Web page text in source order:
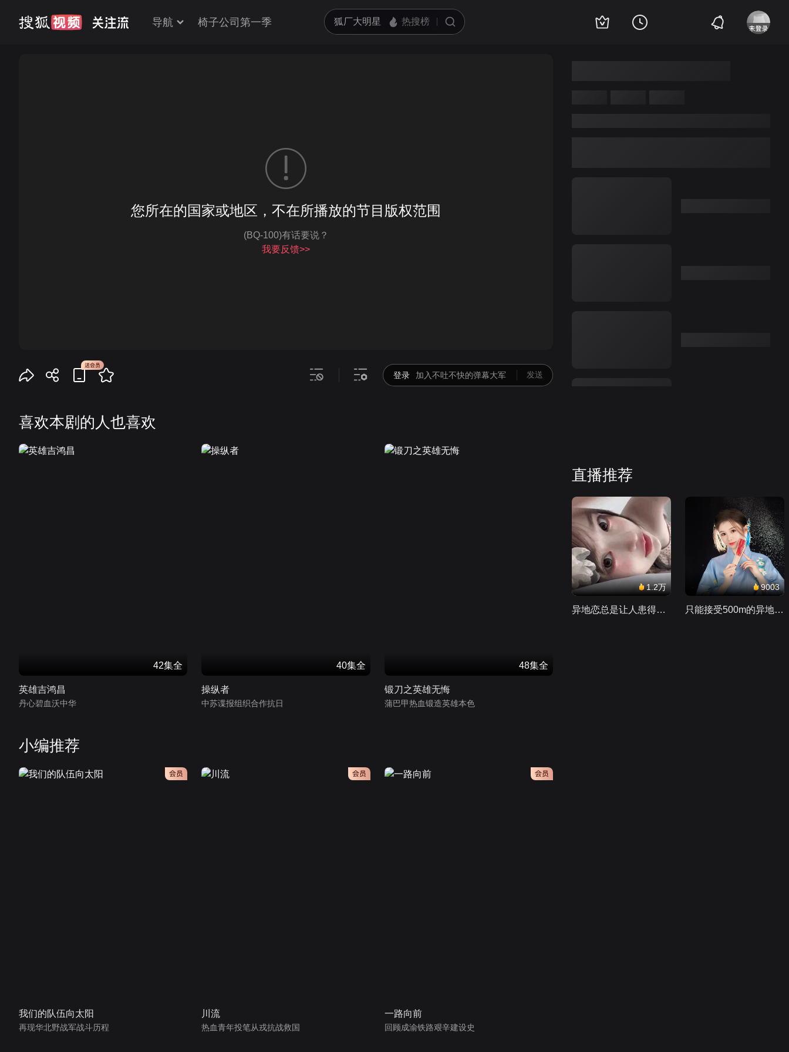
导航 椅子公司第一季
您所在的国家或地区，不在所播放的节目版权范围
(BQ-100)有话要说？
我要反馈>>
亮度
登录 加入不吐不快的弹幕大军 发送
喜欢本剧的人也喜欢
42集全
英雄吉鸿昌
丹心碧血沃中华
40集全
操纵者
中苏谍报组织合作抗日
48集全
锻刀之英雄无悔
蒲巴甲热血锻造英雄本色
小编推荐
会员
我们的队伍向太阳
再现华北野战军战斗历程
川流
热血青年投笔从戎抗战救国
会员
一路向前
回顾成渝铁路艰辛建设史
直播推荐
1.2万
异地恋总是让人患得患失。。。
9003
只能接受500m的异地恋，电动车没电了......